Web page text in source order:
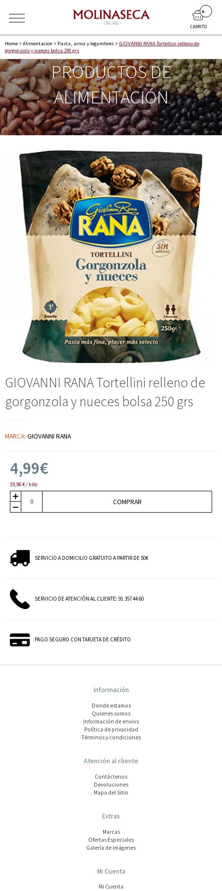
CARRITO
0
Home >Alimentacion > Pasta, arroz y legumbres > GIOVANNI RANA Tortellini relleno de
gorgonzola y nueces bolsa 250 grs
PRODUCTOS DE
ALIMENTACIÓN
GIOVANNI RANA Tortellini relleno de
gorgonzola y nueces bolsa 250 grs
MARCA: GIOVANNI RANA
4,99€
19,96 € / kilo
COMPRAR
SERVICIO A DOMICILIO GRATUITO A PARTIR DE 50€
SERVICIO DE ATENCIÓN AL CLIENTE: 91 357 44 60
PAGO SEGURO CON TARJETA DE CRÉDITO
Información
Donde estamos
Quienes somos
Información de envios
Polí­tica de privacidad
Términos y condiciones
Atención al cliente
Contáctenos
Devoluciones
Mapa del Sitio
Extras
Marcas
Ofertas Especiales
Galería de imágenes
Mi Cuenta
Mi Cuenta